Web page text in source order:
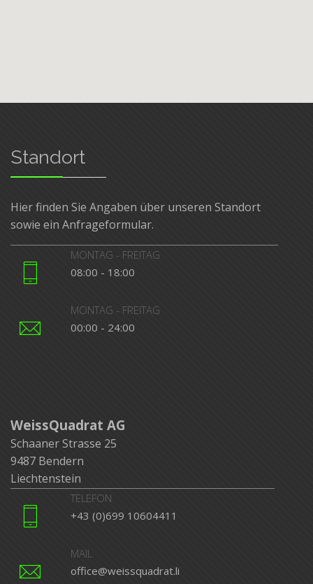
Standort
Hier finden Sie Angaben über unseren Standort
sowie ein Anfrageformular.
MONTAG - FREITAG
08:00 - 18:00
MONTAG - FREITAG
00:00 - 24:00
WeissQuadrat AG
Schaaner Strasse 25
9487 Bendern
Liechtenstein
TELEFON
+43 (0)699 10604411
MAIL
office@weissquadrat.li